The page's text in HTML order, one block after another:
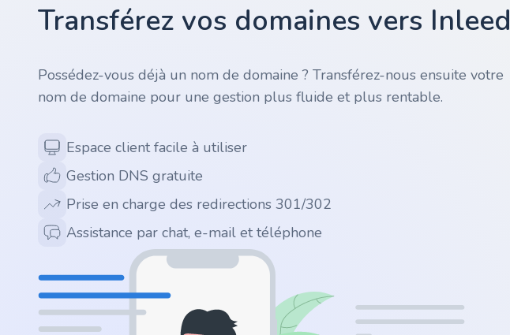
.io
.gr
.network
.app
.zone
Transférez vos domaines vers Inleed
Possédez-vous déjà un nom de domaine ? Transférez-nous ensuite votre
nom de domaine pour une gestion plus fluide et plus rentable.
Espace client facile à utiliser
Gestion DNS gratuite
Prise en charge des redirections 301/302
Assistance par chat, e-mail et téléphone